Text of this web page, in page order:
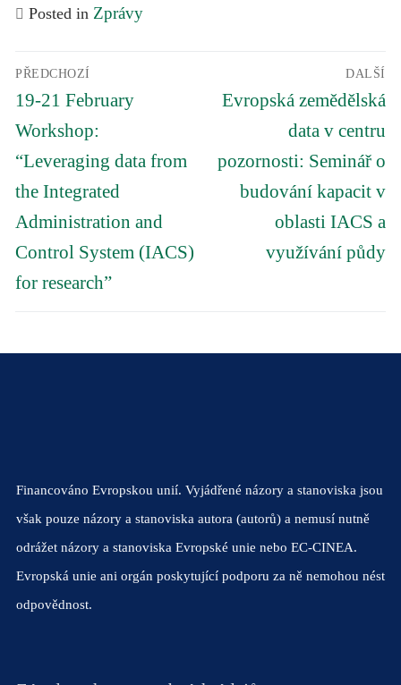
Posted in Zprávy
pro
příspěvek
PŘEDCHOZÍ
Předchozí
příspěvek
19-21 February
Workshop:
“Leveraging data from
the Integrated
Administration and
Control System (IACS)
for research”
DALŠÍ
Další
příspěvek
Evropská zemědělská
data v centru
pozornosti: Seminář o
budování kapacit v
oblasti IACS a
využívání půdy
Financováno Evropskou unií. Vyjádřené názory a stanoviska jsou
však pouze názory a stanoviska autora (autorů) a nemusí nutně
odrážet názory a stanoviska Evropské unie nebo EC-CINEA.
Evropská unie ani orgán poskytující podporu za ně nemohou nést
odpovědnost.